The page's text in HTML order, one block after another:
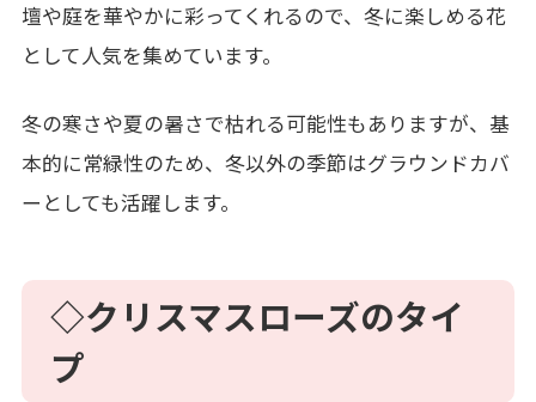
壇や庭を華やかに彩ってくれるので、冬に楽しめる花
として人気を集めています。
冬の寒さや夏の暑さで枯れる可能性もありますが、基
本的に常緑性のため、冬以外の季節はグラウンドカバ
ーとしても活躍します。
◇クリスマスローズのタイ
プ